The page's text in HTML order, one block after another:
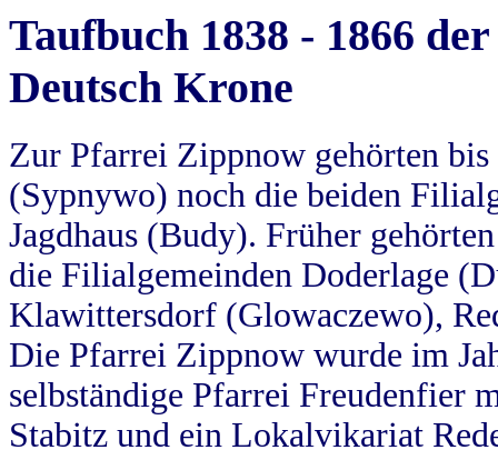
Taufbuch 1838 - 1866
Deutsch Krone
Zur Pfarrei Zippnow gehörten
(Sypnywo) noch die beiden
Jagdhaus (Budy). Früher
die Filialgemeinden Doderlage
Klawittersdorf (Glowaczewo),
Die Pfarrei Zippnow wurde im
selbständige Pfarrei Freudenfier
Stabitz und ein Lokalvikariat